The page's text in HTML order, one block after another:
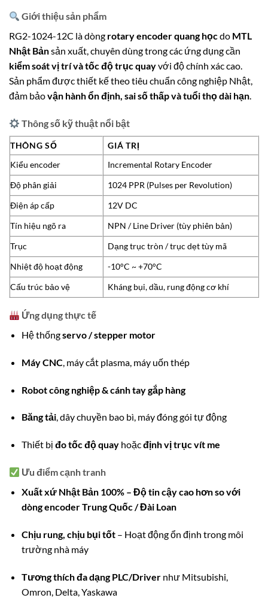
Giới thiệu sản phẩm
RG2-1024-12C là dòng rotary encoder quang họcdo MTL
Nhật Bảnsản xuất, chuyên dùng trong các ứng dụng cần
kiểm soát vị trí và tốc độ trục quayvới độ chính xác cao.
Sản phẩm được thiết kế theo tiêu chuẩn công nghiệp Nhật,
đảm bảovận hành ổn định, sai số thấp và tuổi thọ dài hạn.
Thông số kỹ thuật nổi bật
THÔNG SỐ
GIÁ TRỊ
Kiểu encoder
Incremental Rotary Encoder
Độ phân giải
1024 PPR (Pulses per Revolution)
Điện áp cấp
12V DC
Tín hiệu ngõ ra
NPN / Line Driver (tùy phiên bản)
Trục
Dạng trục tròn / trục dẹt tùy mã
Nhiệt độ hoạt động
-10°C ~ +70°C
Cấu trúc bảo vệ
Kháng bụi, dầu, rung động cơ khí
Ứng dụng thực tế
Hệ thốngservo / stepper motor
Máy CNC, máy cắt plasma, máy uốn thép
Robot công nghiệp & cánh tay gắp hàng
Băng tải, dây chuyền bao bì, máy đóng gói tự động
Thiết bị đo tốc độ quayhoặcđịnh vị trục vít me
Ưu điểm cạnh tranh
Xuất xứ Nhật Bản 100% – Độ tin cậy cao hơn so với
dòng encoder Trung Quốc / Đài Loan
Chịu rung, chịu bụi tốt– Hoạt động ổn định trong môi
trường nhà máy
Tương thích đa dạng PLC/Drivernhư Mitsubishi,
Omron, Delta, Yaskawa